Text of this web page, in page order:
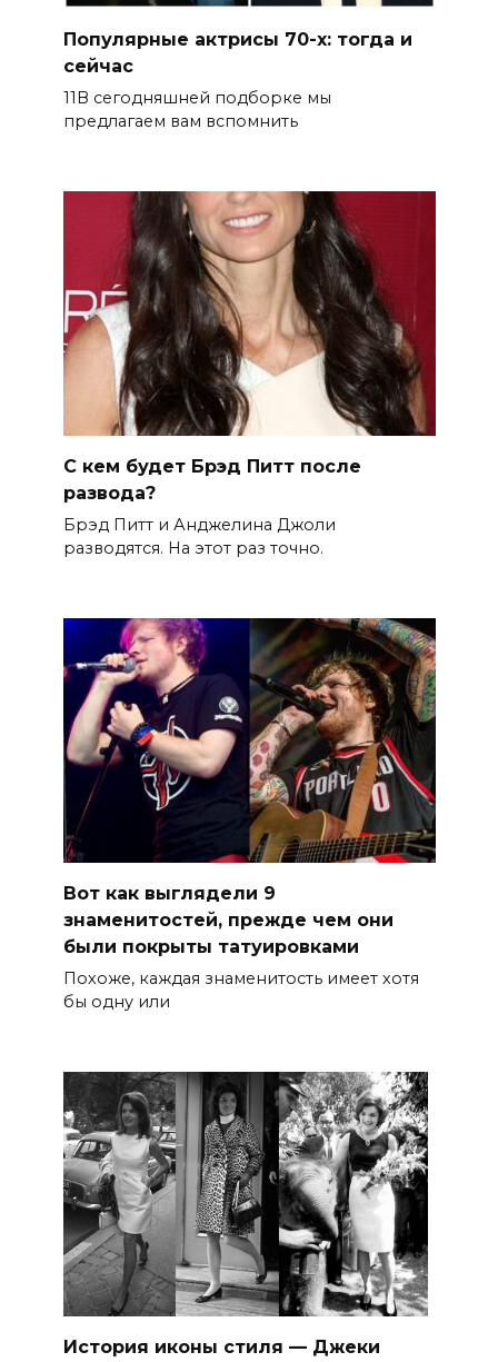
Популярные актрисы 70-х: тогда и
сейчас
11В сегодняшней подборке мы
предлагаем вам вспомнить
С кем будет Брэд Питт после
развода?
Брэд Питт и Анджелина Джоли
разводятся. На этот раз точно.
Вот как выглядели 9
знаменитостей, прежде чем они
были покрыты татуировками
Похоже, каждая знаменитость имеет хотя
бы одну или
История иконы стиля — Джеки